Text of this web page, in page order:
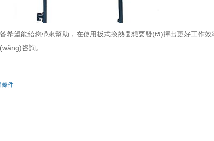
望能給您帶來幫助，在使用板式換熱器想要發(fā)揮出更好工作
咨詢。
條件